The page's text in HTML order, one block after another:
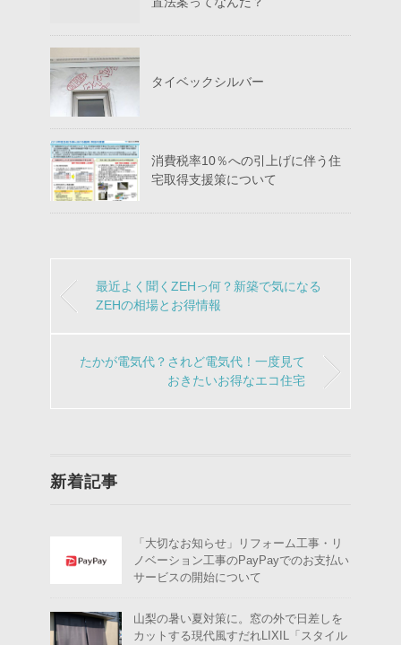
タイベックシルバー
消費税率10％への引上げに伴う住
宅取得支援策について
最近よく聞くZEHっ何？新築で気になる
ZEHの相場とお得情報
たかが電気代？されど電気代！一度見て
おきたいお得なエコ住宅
新着記事
「大切なお知らせ」リフォーム工事・リ
ノベーション工事のPayPayでのお支払い
サービスの開始について
山梨の暑い夏対策に。窓の外で日差しを
カットする現代風すだれLIXIL「スタイル